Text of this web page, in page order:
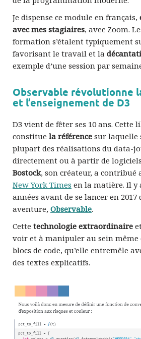
Je dispense ce module en français,
avec mes stagiaires, avec Zoom.
formation s’étalent typiquement
favorisant le travail et la
exemple d’une session par
Observable révolutionne
et l’enseignement de D3
D3 vient de fêter ses 10 ans. Cette
constitue la référence sur laquelle
plupart des réalisations du data-
directement ou à partir de
Bostock, son créateur, a
New York Times en la matière. Il y
années avant de se lancer en
aventure, Observable.
Cette technologie extraordinaire
voir et à manipuler au sein même
blocs de code, qu’elle entremêle
des textes explicatifs.